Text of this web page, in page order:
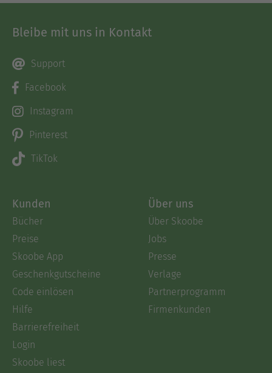
Bleibe mit uns in Kontakt
Support
Facebook
Instagram
Pinterest
TikTok
Kunden
Bücher
Preise
Skoobe App
Geschenkgutscheine
Code einlösen
Hilfe
Barrierefreiheit
Login
Skoobe liest
Über uns
Über Skoobe
Jobs
Presse
Verlage
Partnerprogramm
Firmenkunden